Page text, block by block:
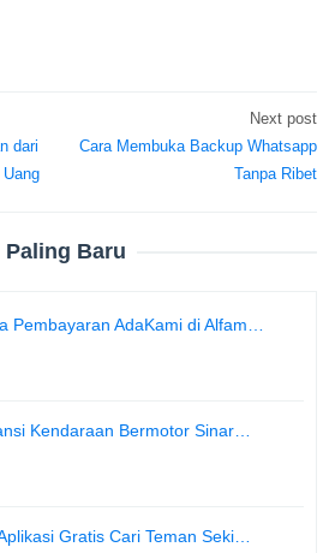
dari
Next post
Cara Membuka Backup Whatsapp
Tanpa Ribet
Paling Baru
Pembayaran AdaKami di Alfam…
Kendaraan Bermotor Sinar…
Gratis Cari Teman Seki…